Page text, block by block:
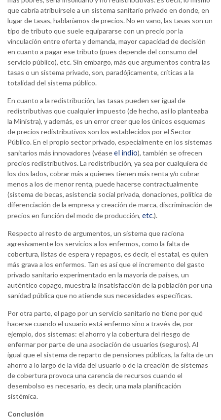
que cabría atribuírsele a un sistema sanitario privado en donde, en
lugar de tasas, hablaríamos de precios. No en vano, las tasas son un
tipo de tributo que suele equipararse con un precio por la
vinculación entre oferta y demanda, mayor capacidad de decisión
en cuanto a pagar ese tributo (pues depende del consumo del
servicio público), etc. Sin embargo, más que argumentos contra las
tasas o un sistema privado, son, paradójicamente, críticas a la
totalidad del sistema público.
En cuanto a la redistribución, las tasas pueden ser igual de
redistributivas que cualquier impuesto (de hecho, así lo planteaba
la Ministra), y además, es un error creer que los únicos esquemas
de precios redistributivos son los establecidos por el Sector
Público. En el propio sector privado, especialmente en los sistemas
sanitarios más innovadores (véaseel indio), también se ofrecen
precios redistributivos. La redistribución, ya sea por cualquiera de
los dos lados, cobrar más a quienes tienen más renta y/o cobrar
menos a los de menor renta, puede hacerse contractualmente
(sistema de becas, asistencia social privada, donaciones, política de
diferenciación de la empresa y creación de marca, discriminación de
precios en función del modo de producción, etc.).
Respecto al resto de argumentos, un sistema que raciona
agresivamente los servicios a los enfermos, como la falta de
cobertura, listas de espera y repagos, es decir, el estatal, es quien
más grava a los enfermos. Tan es así que el incremento del gasto
privado sanitario experimentado en la mayoría de países, un
auténtico copago, muestra la insatisfacción de la población por una
sanidad pública que no atiende sus necesidades específicas.
Por otra parte, el pago por un servicio sanitario no tiene por qué
hacerse cuando el usuario está enfermo sino a través de, por
ejemplo, dos sistemas: el ahorro y la cobertura del riesgo de
enfermar por parte de una asociación de usuarios (seguros). Al
igual que el sistema de reparto de pensiones públicas, la falta de un
ahorro a lo largo de la vida del usuario o de la creación de sistemas
de cobertura provoca una carencia de recursos cuando el
desembolso es necesario, es decir, una mala planificación
sistémica.
Conclusión